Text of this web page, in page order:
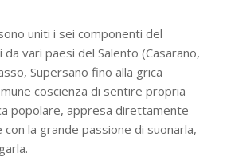
uniti i sei componenti del
vari paesi del Salento (Casarano,
Supersano fino alla grica
coscienza di sentire propria
popolare, appresa direttamente
la grande passione di suonarla,